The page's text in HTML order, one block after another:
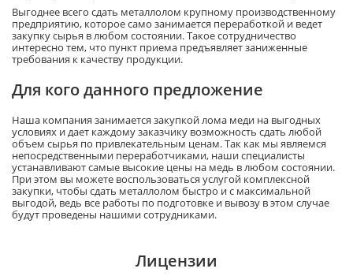
Выгоднее всего сдать металлолом крупному производственному
предприятию, которое само занимается переработкой и ведет
закупку сырья в любом состоянии. Такое сотрудничество
интересно тем, что пункт приема предъявляет заниженные
требования к качеству продукции.
Для кого данного предложение
Наша компания занимается закупкой лома меди на выгодных
условиях и дает каждому заказчику возможность сдать любой
объем сырья по привлекательным ценам. Так как мы являемся
непосредственными переработчиками, наши специалисты
устанавливают самые высокие цены на медь в любом состоянии.
При этом вы можете воспользоваться услугой комплексной
закупки, чтобы сдать металлолом быстро и с максимальной
выгодой, ведь все работы по подготовке и вывозу в этом случае
будут проведены нашими сотрудниками.
Лицензии